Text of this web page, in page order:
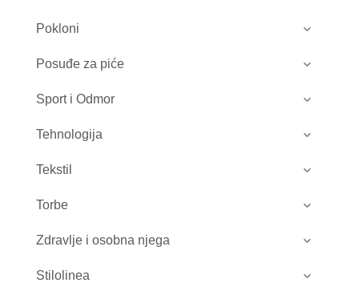
Pokloni
Posuđe za piće
Sport i Odmor
Tehnologija
Tekstil
Torbe
Zdravlje i osobna njega
Stilolinea